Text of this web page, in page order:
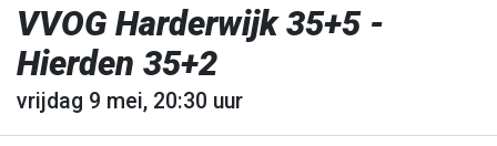
VVOG Harderwijk 35+5 -
Hierden 35+2
vrijdag 9 mei, 20:30 uur